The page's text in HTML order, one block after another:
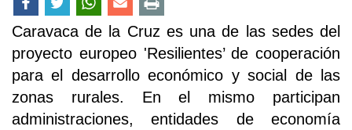
Caravaca de la Cruz es una de las sedes del
proyecto europeo 'Resilientes’ de cooperación
para el desarrollo económico y social de las
zonas rurales. En el mismo participan
administraciones, entidades de economía